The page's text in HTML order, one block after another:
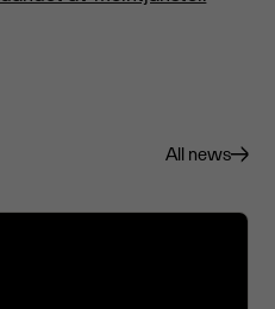
All news